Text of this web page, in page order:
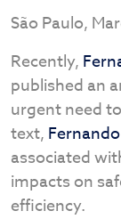
São Paulo,
Recently,
published an
urgent need
text,
associated
impacts on
efficiency.